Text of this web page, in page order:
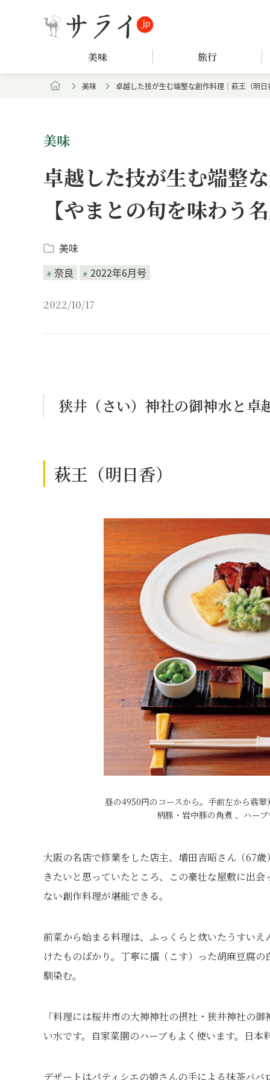
美味 旅行
美味 卓越した技が生む端整な創作料理｜萩王（明
美味
卓越した技が生む端整
【やまとの旬を味わう
美味
奈良
2022年6月号
2022/10/17
狭井（さい）神社の御神水と卓
萩王（明日香）
昼の4950円のコースから。手前左から翡
柄豚・岩中豚の角煮 、ハー
大阪の名店で修業をした店主、増田吉昭さん（67
きたいと思っていたところ、この豪壮な屋敷に出
ない創作料理が堪能できる。
前菜から始まる料理は、ふっくらと炊いたうすい
けたものばかり。丁寧に擂（こす）った胡麻豆腐
馴染む。
「料理には桜井市の大神神社の摂社・狭井神社の
い水です。自家菜園のハーブもよく使います。日
デザートはパティシエの娘さんの手による抹茶バ